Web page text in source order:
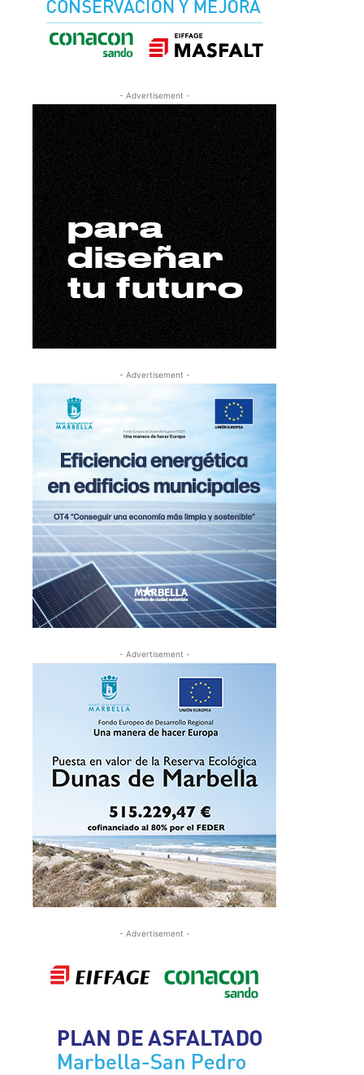
- Advertisement -
- Advertisement -
- Advertisement -
- Advertisement -